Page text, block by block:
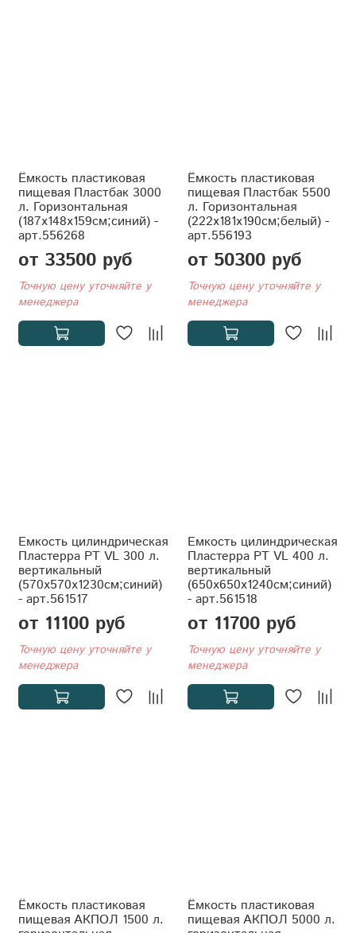
Ёмкость пластиковая
пищевая Пластбак 3000
л. Горизонтальная
(187x148x159см;синий) -
арт.556268
от 33500 руб
Точную цену уточняйте у
менеджера
Ёмкость пластиковая
пищевая Пластбак 5500
л. Горизонтальная
(222x181x190см;белый) -
арт.556193
от 50300 руб
Точную цену уточняйте у
менеджера
Емкость цилиндрическая
Пластерра PT VL 300 л.
вертикальный
(570x570x1230см;синий)
- арт.561517
от 11100 руб
Точную цену уточняйте у
менеджера
Емкость цилиндрическая
Пластерра PT VL 400 л.
вертикальный
(650x650x1240см;синий)
- арт.561518
от 11700 руб
Точную цену уточняйте у
менеджера
Ёмкость пластиковая
пищевая АКПОЛ 1500 л.
Ёмкость пластиковая
пищевая АКПОЛ 5000 л.